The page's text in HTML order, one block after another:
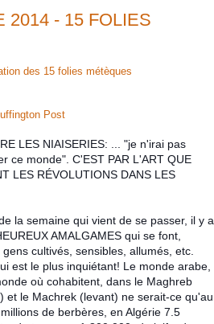
2014 - 15 FOLIES
des 15 folies métèques
Post
LES NIAISERIES: ... "je n'irai pas
ce monde". C'EST PAR L'ART QUE
LES RÉVOLUTIONS DANS LES
la semaine qui vient de se passer, il y a
AMALGAMES qui se font,
cultivés, sensibles, allumés, etc.
est le plus inquiétant! Le monde arabe,
où cohabitent, dans le Maghreb
et le Machrek (levant) ne serait-ce qu'au
millions de berbères, en Algérie 7.5